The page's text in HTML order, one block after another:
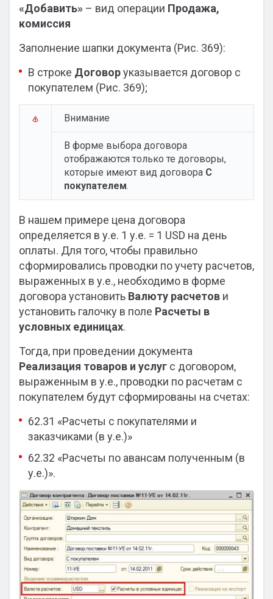
«Добавить» – вид операции Продажа,
комиссия
Заполнение шапки документа (Рис. 369):
В строке Договоруказывается договор с
покупателем (Рис. 369);
Внимание
В форме выбора договора
отображаются только те договоры,
которые имеют вид договора С
покупателем.
В нашем примере цена договора
определяется в у.е. 1 у.е. = 1 USD на день
оплаты. Для того, чтобы правильно
сформировались проводки по учету расчетов,
выраженных в у.е., необходимо в форме
договора установить Валюту расчетов и
установить галочку в поле Расчеты в
условных единицах.
Тогда, при проведении документа
Реализация товаров и услуг с договором,
выраженным в у.е., проводки по расчетам с
покупателем будут сформированы на счетах:
62.31 «Расчеты с покупателями и
заказчиками (в у.е.)»
62.32 «Расчеты по авансам полученным (в
у.е.)».